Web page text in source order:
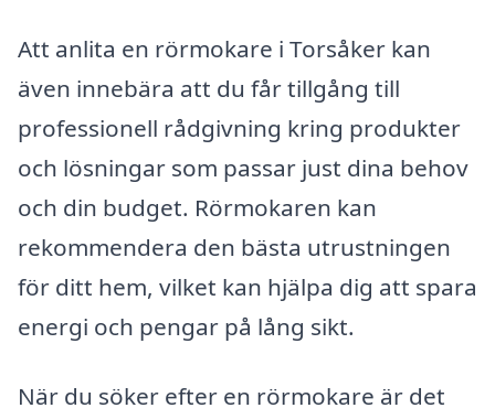
Att anlita en rörmokare i Torsåker kan
även innebära att du får tillgång till
professionell rådgivning kring produkter
och lösningar som passar just dina behov
och din budget. Rörmokaren kan
rekommendera den bästa utrustningen
för ditt hem, vilket kan hjälpa dig att spara
energi och pengar på lång sikt.
När du söker efter en rörmokare är det